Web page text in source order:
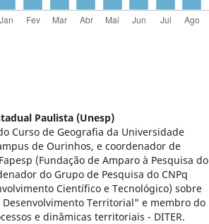
Paulista (Unesp)
Curso de Geografia da Universidade
de Ourinhos, e coordenador de
(Fundação de Amparo à Pesquisa do
do Grupo de Pesquisa do CNPq
Científico e Tecnológico) sobre
Territorial" e membro do
e dinâmicas territoriais - DITER.